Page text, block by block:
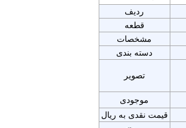
ردیف
قطعه
مشخصات
دسته بندی
تصویر
موجودی
قیمت نقدی به ریال